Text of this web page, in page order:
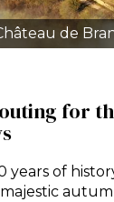
de
for
years of